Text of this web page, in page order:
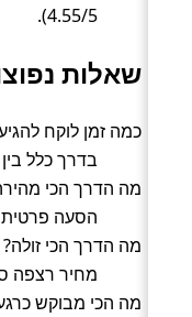
4.55/5).
שאלות
כמה זמן לוקח להגיע
בדרך כלל בין 2 שעות ל־3.8 שעות (אוטובוס).
מה הדרך הכי
הסעה פרטית סביב
מה הדרך הכי זולה?
מחיר רצפה סביב 11 ₪
מה הכי מבוקש